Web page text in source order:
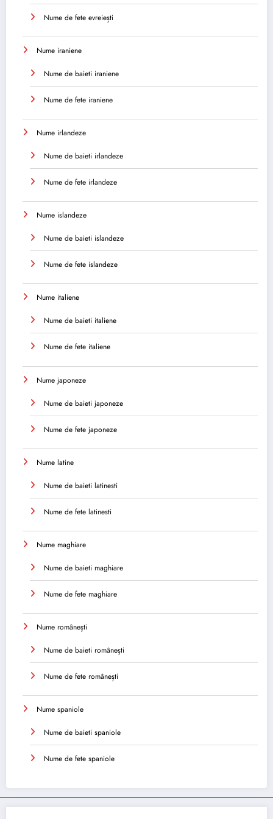
Nume de fete evreiești
Nume iraniene
Nume de baieti iraniene
Nume de fete iraniene
Nume irlandeze
Nume de baieti irlandeze
Nume de fete irlandeze
Nume islandeze
Nume de baieti islandeze
Nume de fete islandeze
Nume italiene
Nume de baieti italiene
Nume de fete italiene
Nume japoneze
Nume de baieti japoneze
Nume de fete japoneze
Nume latine
Nume de baieti latinesti
Nume de fete latinesti
Nume maghiare
Nume de baieti maghiare
Nume de fete maghiare
Nume românești
Nume de baieti românești
Nume de fete românești
Nume spaniole
Nume de baieti spaniole
Nume de fete spaniole